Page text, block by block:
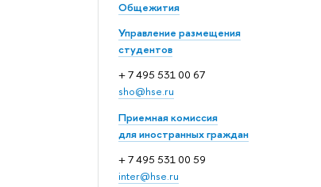
Общежития
Управление размещения
студентов
+ 7 495 531 00 67
sho@hse.ru
Приемная комиссия
для иностранных граждан
+ 7 495 531 00 59
inter@hse.ru